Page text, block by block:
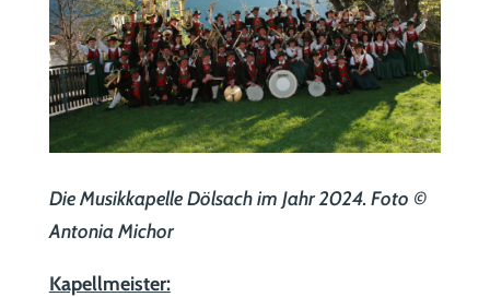
Die Musikkapelle Dölsach im Jahr 2024. Foto ©
Antonia Michor
Kapellmeister: